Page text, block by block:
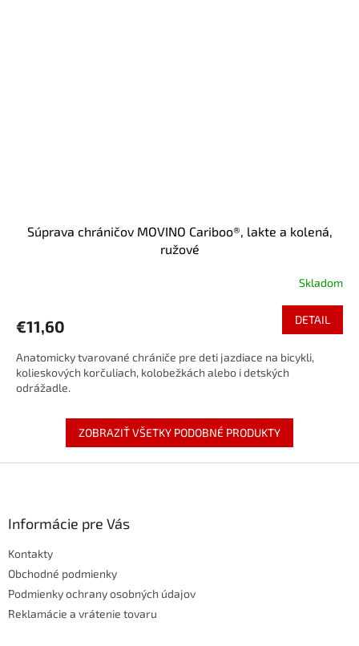
Súprava chráničov MOVINO Cariboo®, lakte a kolená,
ružové
Skladom
€11,60 DETAIL
Anatomicky tvarované chrániče pre deti jazdiace na bicykli,
kolieskových korčuliach, kolobežkách alebo i detských
odrážadle.
ZOBRAZIŤ VŠETKY PODOBNÉ PRODUKTY
Informácie pre Vás
Kontakty
Obchodné podmienky
Podmienky ochrany osobných údajov
Reklamácie a vrátenie tovaru